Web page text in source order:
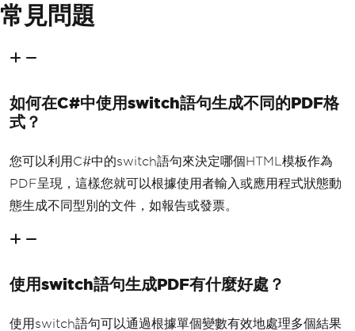
常見問題
如何在C#中使用switch語句生成不同的PDF格
式？
您可以利用C#中的switch語句來決定哪個HTML模板作為
PDF呈現，這樣您就可以根據使用者輸入或應用程式狀態動
態生成不同型別的文件，如報告或發票。
使用switch語句生成PDF有什麼好處？
使用switch語句可以通過根據單個變數有效地處理多個結果